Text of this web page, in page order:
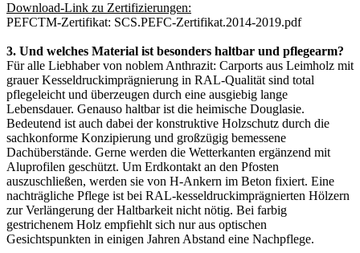
Download-Link zu Zertifizierungen:
PEFCTM-Zertifikat: SCS.PEFC-Zertifikat.2014-2019.pdf
3. Und welches Material ist besonders haltbar und pflegearm?
Für alle Liebhaber von noblem Anthrazit: Carports aus Leimholz mit
grauer Kesseldruckimprägnierung in RAL-Qualität sind total
pflegeleicht und überzeugen durch eine ausgiebig lange
Lebensdauer. Genauso haltbar ist die heimische Douglasie.
Bedeutend ist auch dabei der konstruktive Holzschutz durch die
sachkonforme Konzipierung und großzügig bemessene
Dachüberstände. Gerne werden die Wetterkanten ergänzend mit
Aluprofilen geschützt. Um Erdkontakt an den Pfosten
auszuschließen, werden sie von H-Ankern im Beton fixiert. Eine
nachträgliche Pflege ist bei RAL-kesseldruckimprägnierten Hölzern
zur Verlängerung der Haltbarkeit nicht nötig. Bei farbig
gestrichenem Holz empfiehlt sich nur aus optischen
Gesichtspunkten in einigen Jahren Abstand eine Nachpflege.